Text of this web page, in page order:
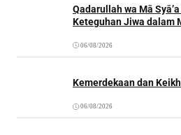
Qadarullah wa Mā
Keteguhan Jiwa dalam
06/08/2026
Kemerdekaan dan
06/08/2026